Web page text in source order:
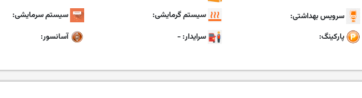
سرویس بهداشتی: سیستم گرمایشی:
سیستم سرمایشی:
پارکینگ: سرایدار: -
آسانسور: